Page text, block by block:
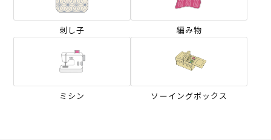
刺し子 編み物
ミシン ソーイングボックス